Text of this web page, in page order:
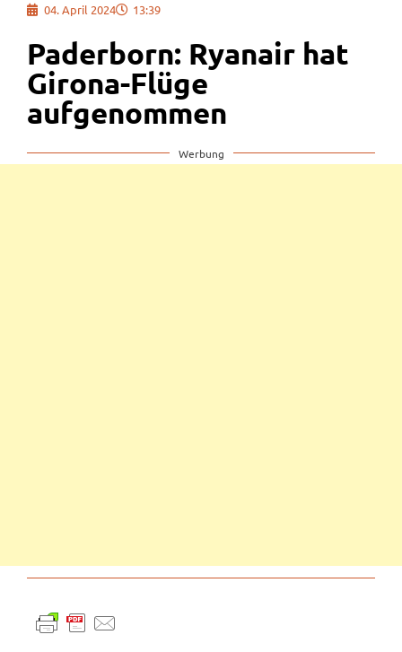
04. April 2024 13:39
Paderborn: Ryanair hat
Girona-Flüge
aufgenommen
Werbung